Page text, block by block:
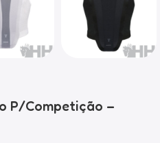
P/Competição –